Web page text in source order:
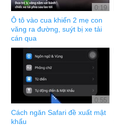
0:19
Ô tô vào cua khiến 2 mẹ con
văng ra đường, suýt bị xe tải
cán qua
0:55
Cách ngăn Safari đề xuất mật
khẩu